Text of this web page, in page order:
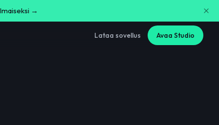
→
Lataa sovellus Avaa Studio